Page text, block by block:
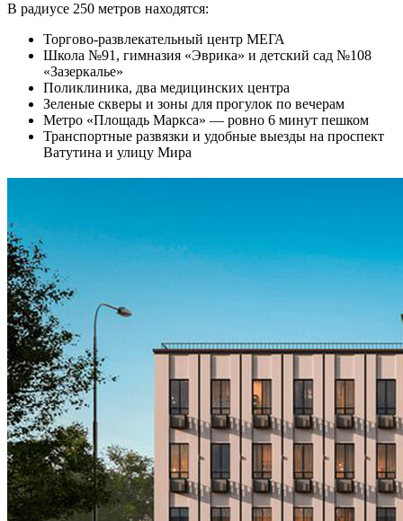
В радиусе 250 метров находятся:
Торгово-развлекательный центр МЕГА
Школа №91, гимназия «Эврика» и детский сад №108
«Зазеркалье»
Поликлиника, два медицинских центра
Зеленые скверы и зоны для прогулок по вечерам
Метро «Площадь Маркса» — ровно 6 минут пешком
Транспортные развязки и удобные выезды на проспект
Ватутина и улицу Мира